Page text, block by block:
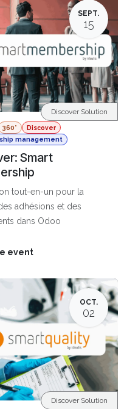
SEPT.
15
360°
Discover
management
Smart
tout-en-un pour la
adhésions et des
dans Odoo
Discover Solution
event
OCT.
02
Discover Solution